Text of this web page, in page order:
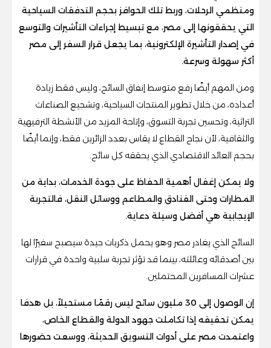
ومنظمي الرحلات، وربط تلك الحوافز بحجم التدفقات السياحية
التي يحققونها إلى مصر، مع تبسيط إجراءات التأشيرات والتوسع
في إصدار التأشيرة الإلكترونية، بما يجعل قرار السفر إلى مصر
أكثر سهولة وسرعة.
ومن المهم أيضًا رفع متوسط إنفاق السائح، وليس فقط زيادة
أعداده، من خلال تطوير المنتجات السياحية، وتشجيع الصناعات
التراثية، وتحسين تجربة التسوق، وإتاحة المزيد من الأنشطة الترفيهية
والثقافية، لأن نجاح القطاع لا يقاس بعدد الزائرين فقط، وإنما أيضًا
بحجم العائد الاقتصادي الذي يحققه كل سائح.
ولا يمكن إغفال أهمية الحفاظ على جودة الخدمات، بداية من
المطارات وحتى الفنادق والمطاعم ووسائل النقل، فالتجربة
الإيجابية هي أفضل وسيلة دعاية.
السائح الذي يغادر مصر وهو يحمل ذكريات جيدة سيصبح سفيرًا لها
بين أصدقائه وعائلته، بينما قد تؤثر تجربة سلبية واحدة في قرارات
عشرات المسافرين المحتملين.
إن الوصول إلى 30 مليون سائح ليس رقمًا مستحيلاً، بل هدفا
يمكن تحقيقه إذا تكاملت جهود الدولة والقطاع الخاص،
واعتمدت مصر على أدوات التسويق الحديثة، ووسعت حضورها